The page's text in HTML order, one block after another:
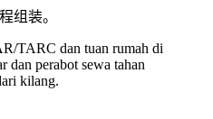
组装。
TARC dan tuan rumah di
dan perabot sewa tahan
kilang.